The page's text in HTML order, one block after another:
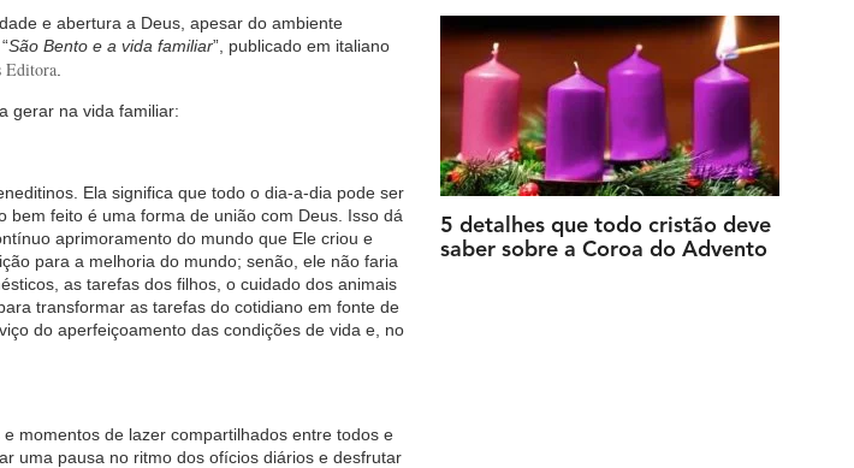
e abertura a Deus, apesar do ambiente
São Bento e a vida familiar”, publicado em italiano
Editora
gerar na vida familiar:
Ela significa que todo o dia-a-dia pode ser
feito é uma forma de união com Deus. Isso dá
aprimoramento do mundo que Ele criou e
para a melhoria do mundo; senão, ele não faria
as tarefas dos filhos, o cuidado dos animais
transformar as tarefas do cotidiano em fonte de
do aperfeiçoamento das condições de vida e, no
momentos de lazer compartilhados entre todos e
uma pausa no ritmo dos ofícios diários e desfrutar
5 detalhes que todo cristão deve
saber sobre a Coroa do Advento